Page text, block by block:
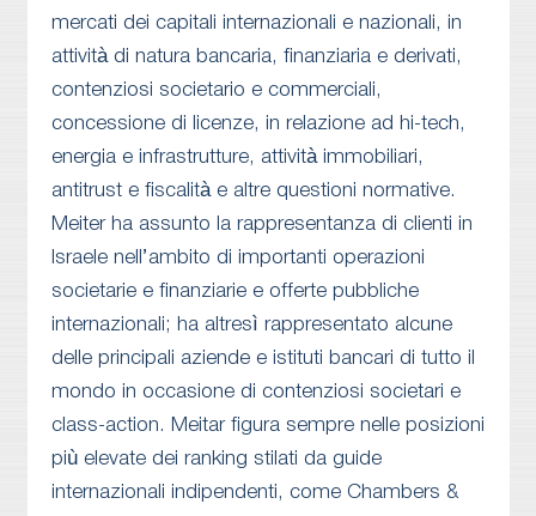
mercati dei capitali internazionali e nazionali, in
attività di natura bancaria, finanziaria e derivati,
contenziosi societario e commerciali,
concessione di licenze, in relazione ad hi-tech,
energia e infrastrutture, attività immobiliari,
antitrust e fiscalità e altre questioni normative.
Meiter ha assunto la rappresentanza di clienti in
Israele nell’ambito di importanti operazioni
societarie e finanziarie e offerte pubbliche
internazionali; ha altresì rappresentato alcune
delle principali aziende e istituti bancari di tutto il
mondo in occasione di contenziosi societari e
class-action. Meitar figura sempre nelle posizioni
più elevate dei ranking stilati da guide
internazionali indipendenti, come Chambers &